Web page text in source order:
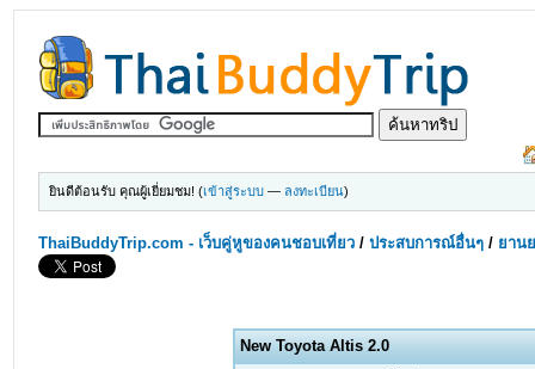
ยินดีต้อนรับ คุณผู้เยี่ยมชม! (เข้าสู่ระบบ — ลงทะเบียน)
ThaiBuddyTrip.com - เว็บคู่หูของคนชอบเที่ยว /ประสบการณ์อื่นๆ / ยาน
New Toyota Altis 2.0